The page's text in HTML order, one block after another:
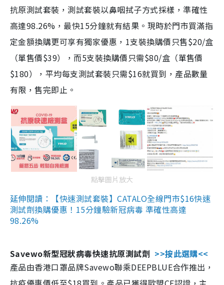
抗原測試套裝，測試套裝以鼻咽拭子方式採樣，準確性
高達98.26%，最快15分鐘就有結果。現時於門市買滿指
定金額換購更可享有獨家優惠，1支裝換購價只售$20/盒
（單售價$39），而5支裝換購價只需$80/盒（單售價
$180），平均每支測試套裝只需$16就買到，產品數量
有限，售完即止。
點擊圖片放大
延伸閱讀：【快速測試套裝】CATALO全線門市$16快速
測試劑換購優惠！15分鐘驗新冠病毒 準確性高達
98.26%
Savewo新型冠狀病毒快速抗原測試劑 >>按此選購<<
產品由香港口罩品牌Savewo聯乘DEEPBLUE合作推出，